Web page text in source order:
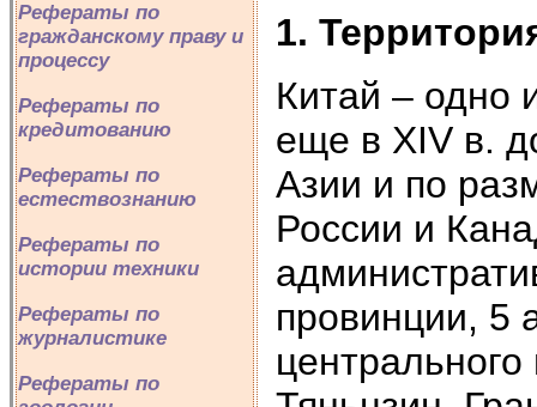
Рефераты по
гражданскому праву и
процессу
Рефераты по
кредитованию
Рефераты по
естествознанию
Рефераты по
истории техники
Рефераты по
журналистике
Рефераты по
1.
Китай – одно
еще в XIV в.
Азии и по
России и
провинции, 5